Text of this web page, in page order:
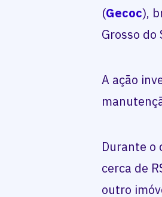
(Gecoc),
Grosso do
A ação
Durante o
cerca de
outro